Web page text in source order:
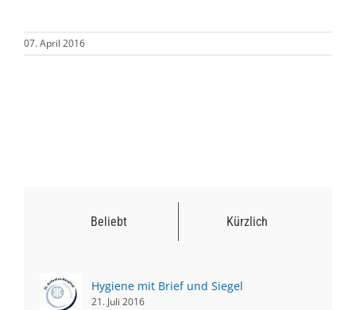
07. April 2016
Beliebt Kürzlich
Hygiene mit Brief und Siegel
21. Juli 2016